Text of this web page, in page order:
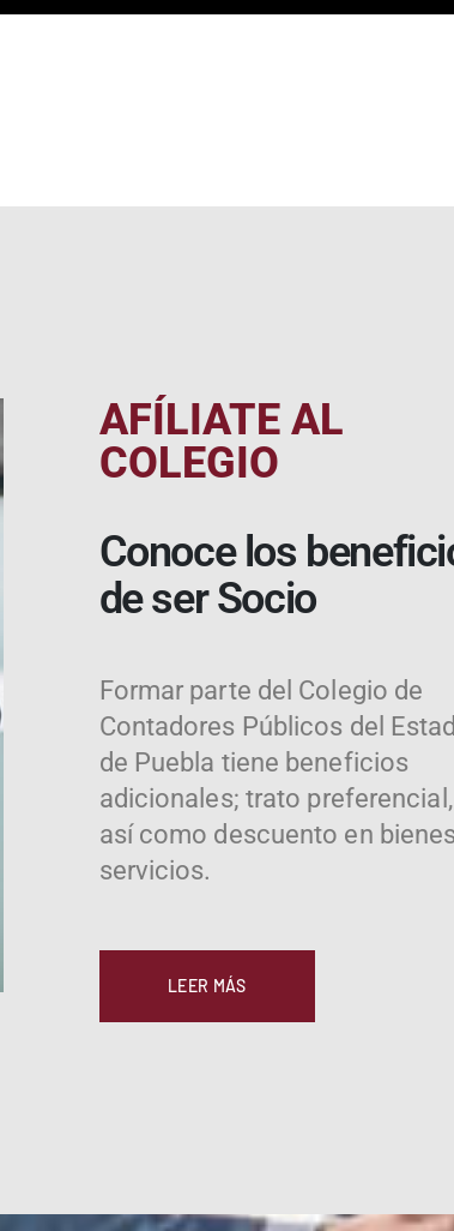
AFÍLIATE AL
COLEGIO
Conoce los
de ser Socio
Formar parte del Colegio de
Contadores Públicos del
de Puebla tiene beneficios
adicionales; trato preferencial,
así como descuento en
servicios.
LEER MÁS